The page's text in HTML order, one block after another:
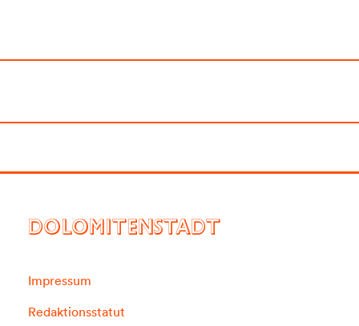
DOLOMITENSTADT
Impressum
Redaktionsstatut